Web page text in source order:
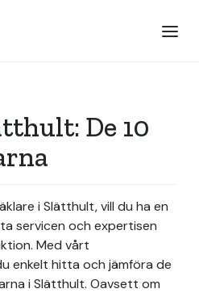
De 10
i Slätthult, vill du ha en
servicen och expertisen
Med vårt
enkelt hitta och jämföra de
i Slätthult. Oavsett om